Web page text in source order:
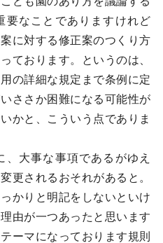
要なことでありますけれど
に対する修正案のつくり方
ております。というのは、
の詳細な規定まで条例に定
ささか困難になる可能性が
かと、こういう点でありま
大事な事項であるがゆえ
更されるおそれがあると。
かりと明記をしないといけ
由が一つあったと思います
ーマになっております規則